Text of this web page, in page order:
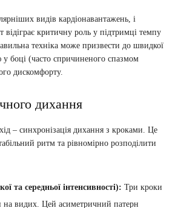
видів кардіонавантажень, і
відіграє критичну роль у підтримці темпу
техніка може призвести до швидкої
боці (часто спричиненого спазмом
дискомфорту.
дихання
– синхронізація дихання з кроками. Це
ритм та рівномірно розподілити
та середньої інтенсивності): Три кроки
на видих. Цей асиметричний патерн